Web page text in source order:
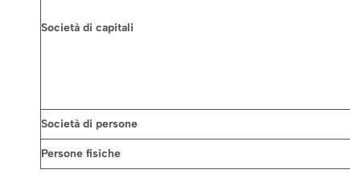
Società di capitali
Società di persone
Persone fisiche